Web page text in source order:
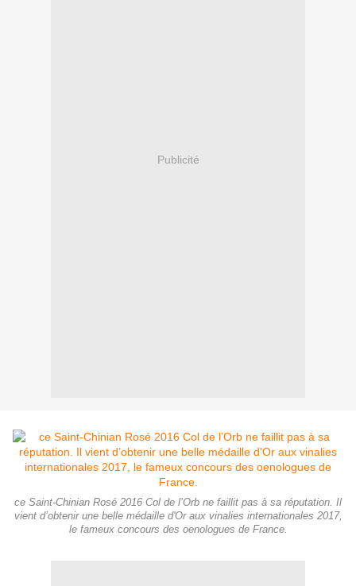
Publicité
ce Saint-Chinian Rosé 2016 Col de l’Orb ne faillit pas à sa réputation. Il
vient d’obtenir une belle médaille d'Or aux vinalies internationales 2017,
le fameux concours des oenologues de France.